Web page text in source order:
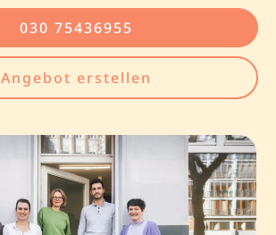
030 75436955
Angebot erstellen